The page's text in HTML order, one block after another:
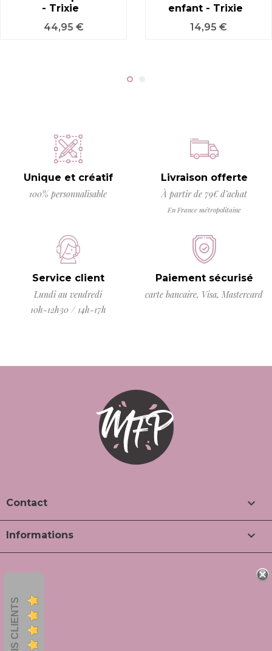
- Trixie
Prix
44,95 €
enfant - Trixie
Prix
14,95 €
Unique et créatif
100% personnalisable
Livraison offerte
À partir de 79€ d’achat
En France métropolitaine
Service client
Lundi au vendredi
10h-12h30 / 14h-17h
Paiement sécurisé
carte bancaire, Visa, Mastercard
Contact 
Informations 
AVIS CLIENTS